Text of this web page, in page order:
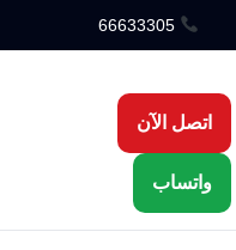
66633305
اتصل الآن
واتساب